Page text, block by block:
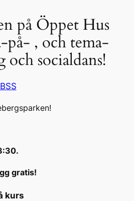
på Öppet Hus
på- , och tema-
och socialdans!
gratis!
kurs